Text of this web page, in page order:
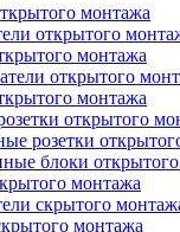
монтажа
открытого
монтажа
открытого
монтажа
открытого
розетки
блоки
монтажа
скрытого
монтажа